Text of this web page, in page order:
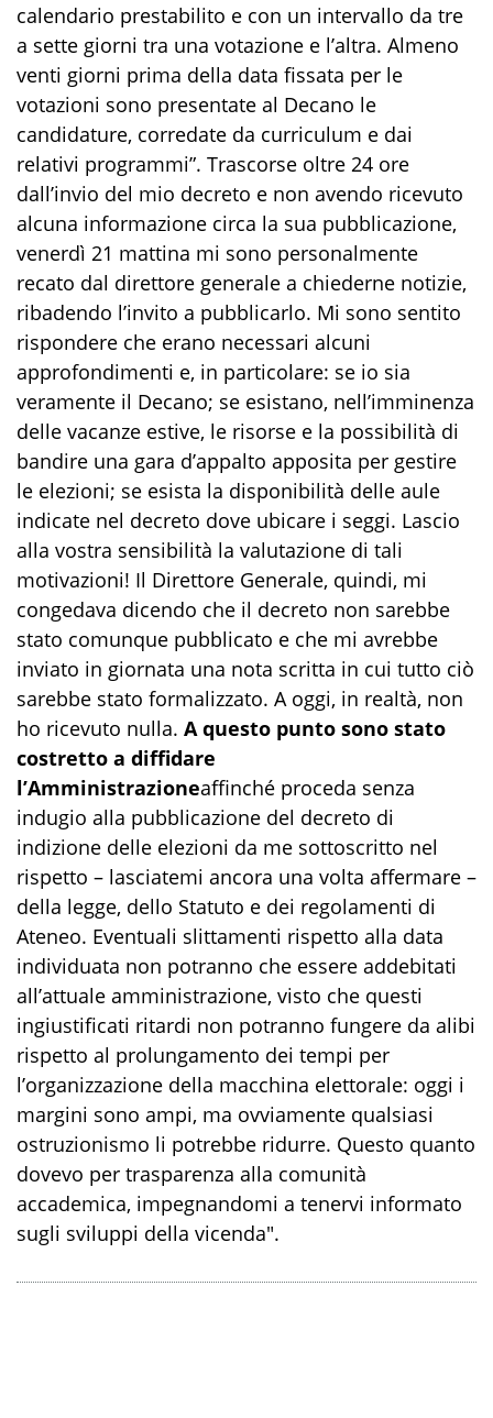
calendario prestabilito e con un intervallo da tre
a sette giorni tra una votazione e l’altra. Almeno
venti giorni prima della data fissata per le
votazioni sono presentate al Decano le
candidature, corredate da curriculum e dai
relativi programmi”. Trascorse oltre 24 ore
dall’invio del mio decreto e non avendo ricevuto
alcuna informazione circa la sua pubblicazione,
venerdì 21 mattina mi sono personalmente
recato dal direttore generale a chiederne notizie,
ribadendo l’invito a pubblicarlo. Mi sono sentito
rispondere che erano necessari alcuni
approfondimenti e, in particolare: se io sia
veramente il Decano; se esistano, nell’imminenza
delle vacanze estive, le risorse e la possibilità di
bandire una gara d’appalto apposita per gestire
le elezioni; se esista la disponibilità delle aule
indicate nel decreto dove ubicare i seggi. Lascio
alla vostra sensibilità la valutazione di tali
motivazioni! Il Direttore Generale, quindi, mi
congedava dicendo che il decreto non sarebbe
stato comunque pubblicato e che mi avrebbe
inviato in giornata una nota scritta in cui tutto ciò
sarebbe stato formalizzato. A oggi, in realtà, non
ho ricevuto nulla. A questo punto sono stato
costretto a diffidare
l’Amministrazioneaffinché proceda senza
indugio alla pubblicazione del decreto di
indizione delle elezioni da me sottoscritto nel
rispetto – lasciatemi ancora una volta affermare –
della legge, dello Statuto e dei regolamenti di
Ateneo. Eventuali slittamenti rispetto alla data
individuata non potranno che essere addebitati
all’attuale amministrazione, visto che questi
ingiustificati ritardi non potranno fungere da alibi
rispetto al prolungamento dei tempi per
l’organizzazione della macchina elettorale: oggi i
margini sono ampi, ma ovviamente qualsiasi
ostruzionismo li potrebbe ridurre. Questo quanto
dovevo per trasparenza alla comunità
accademica, impegnandomi a tenervi informato
sugli sviluppi della vicenda".